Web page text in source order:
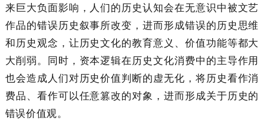
来巨大负面影响，人们的历史认知会在无意识中被文艺
作品的错误历史叙事所改变，进而形成错误的历史思维
和历史观念，让历史文化的教育意义、价值功能等都大
大削弱。同时，资本逻辑在历史文化消费中的主导作用
也会造成人们对历史价值判断的虚无化，将历史看作消
费品、看作可以任意篡改的对象，进而形成关于历史的
错误价值观。